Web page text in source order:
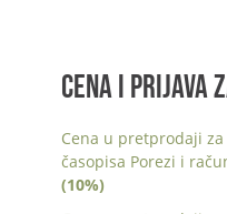
CENA I PRIJAVA
Cena u pretprodaji
časopisa Porezi i
(10%)